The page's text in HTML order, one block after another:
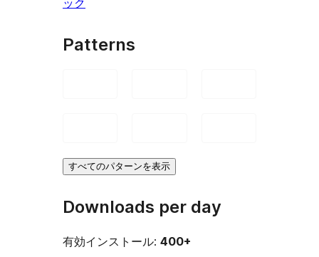
Patterns
すべてのパターンを表示
Downloads per day
有効インストール: 400+